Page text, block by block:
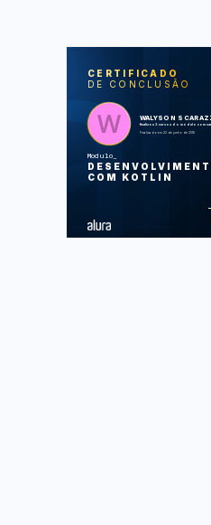
CERTIFICADO
DE CONCLUSÃO
WALYSON
finalizou 3 cursos do módulo com
Finalizado em 22 de junho de 2018
Modulo
COM KOTLIN